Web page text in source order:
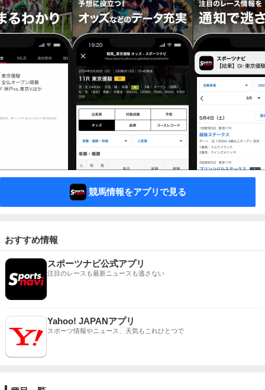
競馬情報をアプリで見る
おすすめ情報
スポーツナビ公式アプリ
注目のレースも最新ニュースも逃さない
Yahoo! JAPANアプリ
スポーツ情報やニュース、天気もこれひとつで